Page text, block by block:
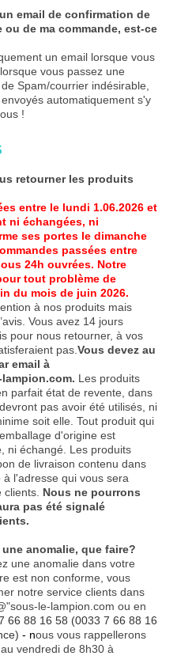
email de confirmation de
de ma commande, est-ce
un email lorsque vous
vous passez une
Spam/courrier indésirable,
automatiquement s'y
!
retourner les produits
entre le lundi 1.06.2026 et
ni échangées, ni
ses portes le dimanche
passées entre
24h ouvrées. Notre
tout problème de
du mois de juin 2026.
à nos produits mais
Vous avez 14 jours
pour nous retourner, à vos
pas.Vous devez au
email à
. Les produits
parfait état de revente, dans
pas avoir été utilisés, ni
soit elle. Tout produit qui
d'origine est
ni échangé. Les produits
de livraison contenu dans
l'adresse qui vous sera
clients. Nous ne pourrons
pas été signalé
anomalie, que faire?
une anomalie dans votre
est non conforme, vous
notre service clients dans
le-lampion.com ou en
66 88 16 58 (0033 7 66 88 16
- nous vous rappellerons
vendredi de 8h30 à